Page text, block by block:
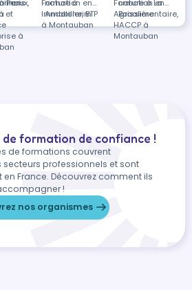
Paris
nature à
Andolsheim
nature à La
Boissière
en
et
à
Formation en
Immobilier, BTP
à Montauban
Formation en
Agroalimentaire,
HACCP à
Montauban
de formation de confiance !
de formations couvrent
secteurs professionnels et sont
France. Découvrez comment ils
!
nos organismes